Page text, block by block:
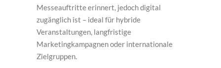
Messeauftritte erinnert, jedoch digital
zugänglich ist – ideal für hybride
Veranstaltungen, langfristige
Marketingkampagnen oder internationale
Zielgruppen.